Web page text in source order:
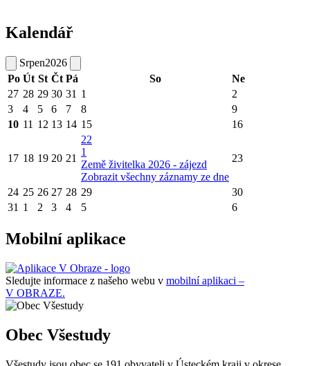
Kalendář
Srpen2026
Po Út St Čt Pá So
Ne
27 28 29 30 31 1
2
3
4 5 6 7 8
9
10 11 12 13 14 15 16
17 18 19 20 21
22
1
Země živitelka 2026 - zájezd
Zobrazit všechny záznamy ze dne
23
24 25 26 27 28 29
30
31 1 2 3 4 5 6
Mobilní aplikace
Sledujte informace z našeho webu v mobilní aplikaci –
V OBRAZE.
Obec Všestudy